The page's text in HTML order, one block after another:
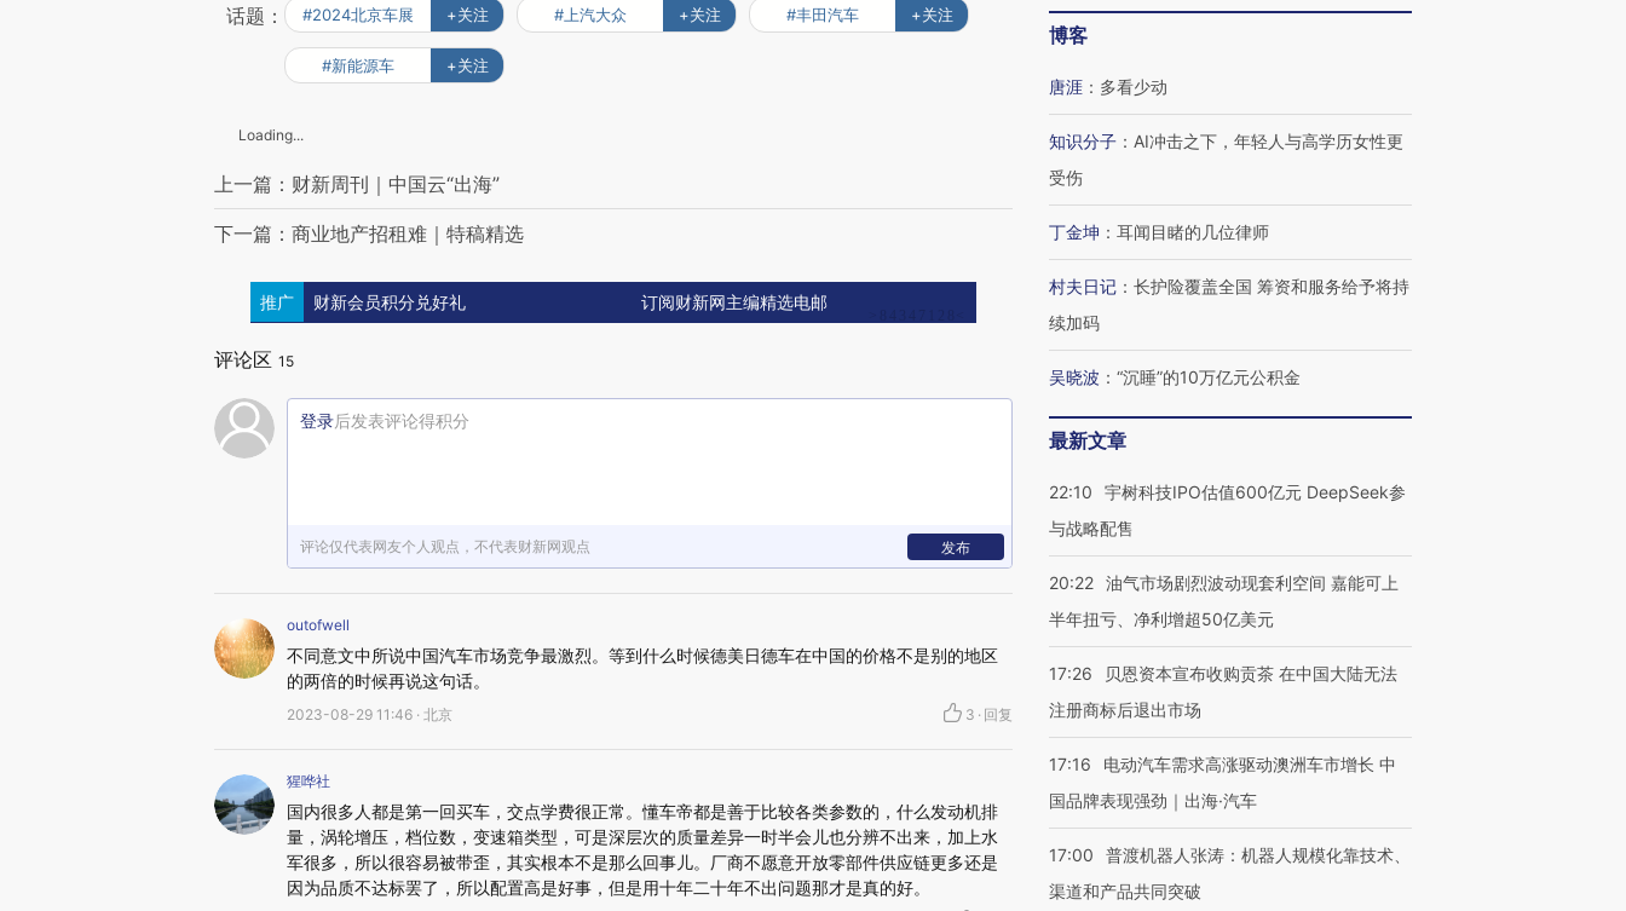
话题： #2024北京车展 +关注 #上汽大众 +关注 #丰田汽车 +关注
#新能源车 +关注
Loading...
上一篇：财新周刊｜中国云“出海”
下一篇：商业地产招租难｜特稿精选
推广 财新会员积分兑好礼 订阅财新网主编精选电邮
评论区 15
登录后发表评论得积分
评论仅代表网友个人观点，不代表财新网观点 发布
outofwell
不同意文中所说中国汽车市场竞争最激烈。等到什么时候德美日德车在中国的价格不是别的地区
的两倍的时候再说这句话。
2023-08-29 11:46 · 北京 3 · 回复
猩哗社
国内很多人都是第一回买车，交点学费很正常。懂车帝都是善于比较各类参数的，什么发动机排
量，涡轮增压，档位数，变速箱类型，可是深层次的质量差异一时半会儿也分辨不出来，加上水
军很多，所以很容易被带歪，其实根本不是那么回事儿。厂商不愿意开放零部件供应链更多还是
因为品质不达标罢了，所以配置高是好事，但是用十年二十年不出问题那才是真的好。
博客
唐涯 ： 多看少动
知识分子 ： AI冲击之下，年轻人与高学历女性更
受伤
丁金坤 ： 耳闻目睹的几位律师
村夫日记 ： 长护险覆盖全国 筹资和服务给予将持
续加码
吴晓波 ： “沉睡”的10万亿元公积金
最新文章
22:10
宇树科技IPO估值600亿元 DeepSeek参
与战略配售
20:22 油气市场剧烈波动现套利空间 嘉能可上
半年扭亏、净利增超50亿美元
17:26
贝恩资本宣布收购贡茶 在中国大陆无法
注册商标后退出市场
17:16
电动汽车需求高涨驱动澳洲车市增长 中
国品牌表现强劲｜出海·汽车
17:00
普渡机器人张涛：机器人规模化靠技术、
渠道和产品共同突破